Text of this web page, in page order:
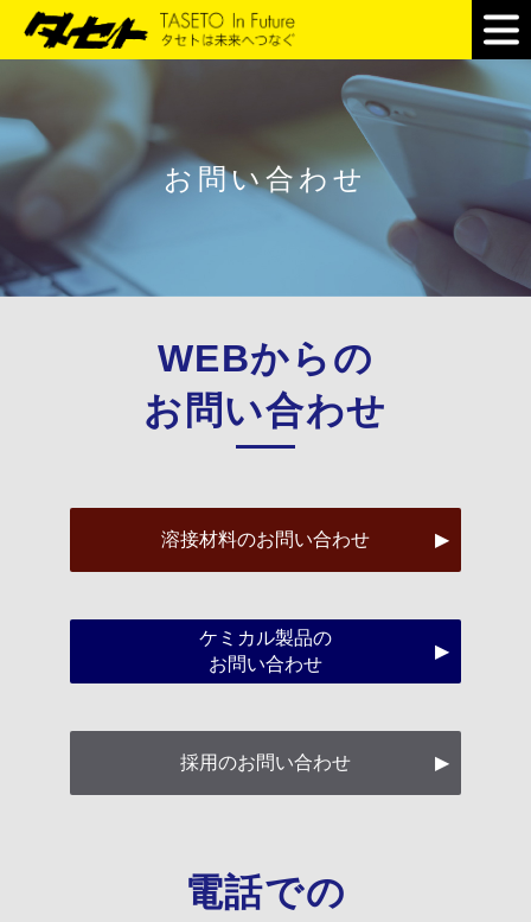
お問い合わせ
WEBからの
お問い合わせ
溶接材料のお問い合わせ
ケミカル製品の
お問い合わせ
採用のお問い合わせ
電話での